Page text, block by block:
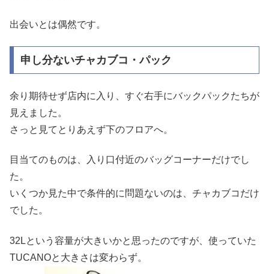
出会いとは偶然です。
申し分ないチャカブコ・パック
余り期待せず店内に入り、すぐ右手にバックパックたちが
見えました。
さっと見てとりあえず下のフロアへ。
目当てのものは、入り口付近のバッグコーナーだけでし
た。
いくつか見た中で条件的に問題ないのは、チャカブコだけ
でした。
32Lという容量が大きいかと思ったのですが、使っていた
TUCANOと大きさは変わらず。